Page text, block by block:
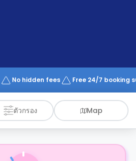
No hidden fees Free 24/7 booking
ตัวกรอง Map